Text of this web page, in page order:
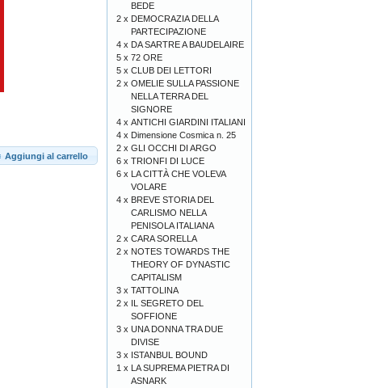
Aggiungi al carrello
BEDE
2 x DEMOCRAZIA DELLA
PARTECIPAZIONE
4 x DA SARTRE A BAUDELAIRE
5 x 72 ORE
5 x CLUB DEI LETTORI
2 x OMELIE SULLA PASSIONE
NELLA TERRA DEL
SIGNORE
4 x ANTICHI GIARDINI ITALIANI
4 x Dimensione Cosmica n. 25
2 x GLI OCCHI DI ARGO
6 x TRIONFI DI LUCE
6 x LA CITTÀ CHE VOLEVA
VOLARE
4 x BREVE STORIA DEL
CARLISMO NELLA
PENISOLA ITALIANA
2 x CARA SORELLA
2 x NOTES TOWARDS THE
THEORY OF DYNASTIC
CAPITALISM
3 x TATTOLINA
2 x IL SEGRETO DEL
SOFFIONE
3 x UNA DONNA TRA DUE
DIVISE
3 x ISTANBUL BOUND
1 x LA SUPREMA PIETRA DI
ASNARK